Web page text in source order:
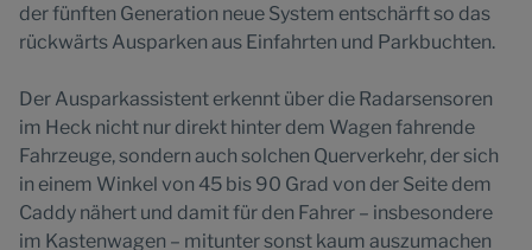
der fünften Generation neue System entschärft so das
rückwärts Ausparken aus Einfahrten und Parkbuchten.
Der Ausparkassistent erkennt über die Radarsensoren
im Heck nicht nur direkt hinter dem Wagen fahrende
Fahrzeuge, sondern auch solchen Querverkehr, der sich
in einem Winkel von 45 bis 90 Grad von der Seite dem
Caddy nähert und damit für den Fahrer – insbesondere
im Kastenwagen – mitunter sonst kaum auszumachen